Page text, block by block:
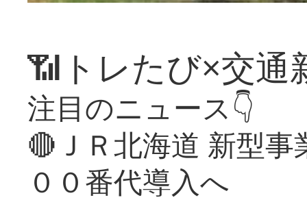
📶トレたび×交通
注目のニュース👇
🔴ＪＲ北海道 新型
００番代導入へ